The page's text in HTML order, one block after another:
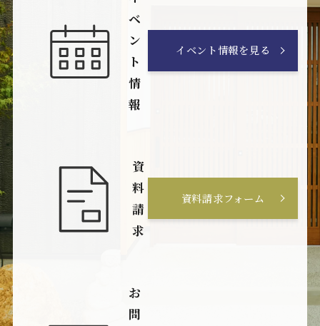
ベ
ン
ト
情
報
イベント情報を見る
資
料
請
求
資料請求フォーム
お
問